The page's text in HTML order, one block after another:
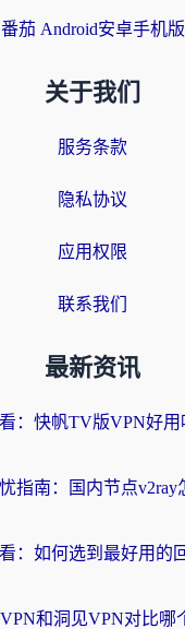
番茄 Android安卓手机版
关于我们
服务条款
隐私协议
应用权限
联系我们
最新资讯